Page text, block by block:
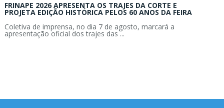
FRINAPE 2026 APRESENTA OS TRAJES DA CORTE E
PROJETA EDIÇÃO HISTÓRICA PELOS 60 ANOS DA FEIRA
Coletiva de imprensa, no dia 7 de agosto, marcará a
apresentação oficial dos trajes das ...